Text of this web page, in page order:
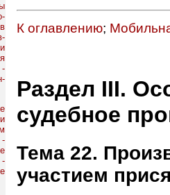
К оглавлению;
Раздел III.
судебное
Тема 22.
участием